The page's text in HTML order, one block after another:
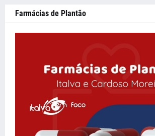
Farmácias de Plantão